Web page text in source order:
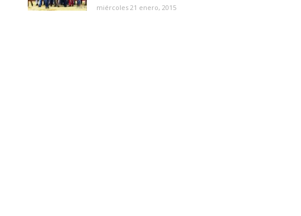
miércoles 21 enero, 2015